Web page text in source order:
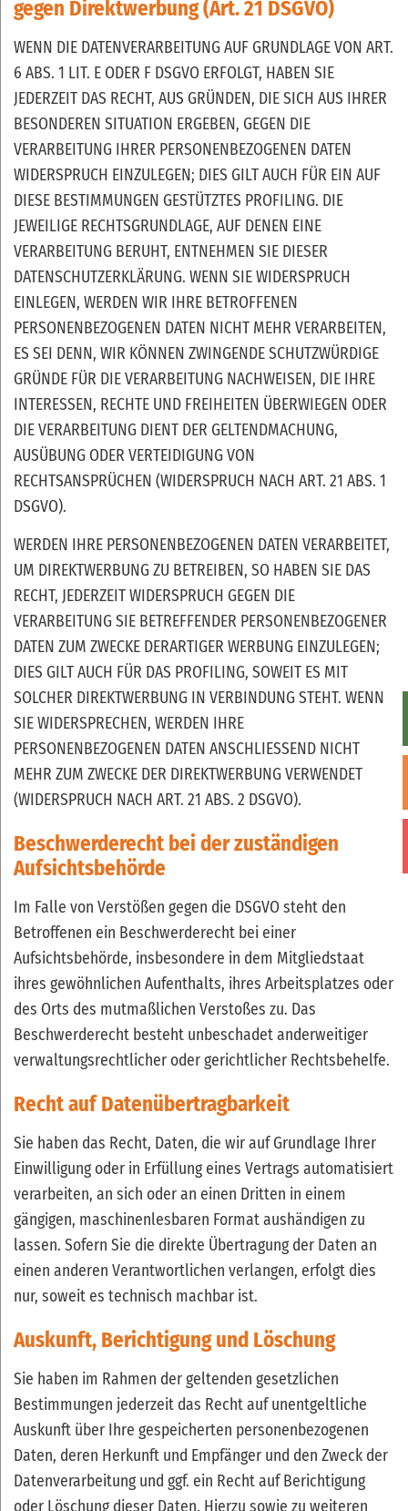
gegen Direktwerbung (Art. 21 DSGVO)
WENN DIE DATENVERARBEITUNG AUF GRUNDLAGE VON ART.
6 ABS. 1 LIT. E ODER F DSGVO ERFOLGT, HABEN SIE
JEDERZEIT DAS RECHT, AUS GRÜNDEN, DIE SICH AUS IHRER
BESONDEREN SITUATION ERGEBEN, GEGEN DIE
VERARBEITUNG IHRER PERSONENBEZOGENEN DATEN
WIDERSPRUCH EINZULEGEN; DIES GILT AUCH FÜR EIN AUF
DIESE BESTIMMUNGEN GESTÜTZTES PROFILING. DIE
JEWEILIGE RECHTSGRUNDLAGE, AUF DENEN EINE
VERARBEITUNG BERUHT, ENTNEHMEN SIE DIESER
DATENSCHUTZERKLÄRUNG. WENN SIE WIDERSPRUCH
EINLEGEN, WERDEN WIR IHRE BETROFFENEN
PERSONENBEZOGENEN DATEN NICHT MEHR VERARBEITEN,
ES SEI DENN, WIR KÖNNEN ZWINGENDE SCHUTZWÜRDIGE
GRÜNDE FÜR DIE VERARBEITUNG NACHWEISEN, DIE IHRE
INTERESSEN, RECHTE UND FREIHEITEN ÜBERWIEGEN ODER
DIE VERARBEITUNG DIENT DER GELTENDMACHUNG,
AUSÜBUNG ODER VERTEIDIGUNG VON
RECHTSANSPRÜCHEN (WIDERSPRUCH NACH ART. 21 ABS. 1
DSGVO).
WERDEN IHRE PERSONENBEZOGENEN DATEN VERARBEITET,
UM DIREKTWERBUNG ZU BETREIBEN, SO HABEN SIE DAS
RECHT, JEDERZEIT WIDERSPRUCH GEGEN DIE
VERARBEITUNG SIE BETREFFENDER PERSONENBEZOGENER
DATEN ZUM ZWECKE DERARTIGER WERBUNG EINZULEGEN;
DIES GILT AUCH FÜR DAS PROFILING, SOWEIT ES MIT
SOLCHER DIREKTWERBUNG IN VERBINDUNG STEHT. WENN
SIE WIDERSPRECHEN, WERDEN IHRE
PERSONENBEZOGENEN DATEN ANSCHLIESSEND NICHT
MEHR ZUM ZWECKE DER DIREKTWERBUNG VERWENDET
(WIDERSPRUCH NACH ART. 21 ABS. 2 DSGVO).
Beschwerde­recht bei der zuständigen
Aufsichts­behörde
Im Falle von Verstößen gegen die DSGVO steht den
Betroffenen ein Beschwerderecht bei einer
Aufsichtsbehörde, insbesondere in dem Mitgliedstaat
ihres gewöhnlichen Aufenthalts, ihres Arbeitsplatzes oder
des Orts des mutmaßlichen Verstoßes zu. Das
Beschwerderecht besteht unbeschadet anderweitiger
verwaltungsrechtlicher oder gerichtlicher Rechtsbehelfe.
Recht auf Daten­übertrag­barkeit
Sie haben das Recht, Daten, die wir auf Grundlage Ihrer
Einwilligung oder in Erfüllung eines Vertrags automatisiert
verarbeiten, an sich oder an einen Dritten in einem
gängigen, maschinenlesbaren Format aushändigen zu
lassen. Sofern Sie die direkte Übertragung der Daten an
einen anderen Verantwortlichen verlangen, erfolgt dies
nur, soweit es technisch machbar ist.
Auskunft, Berichtigung und Löschung
Sie haben im Rahmen der geltenden gesetzlichen
Bestimmungen jederzeit das Recht auf unentgeltliche
Auskunft über Ihre gespeicherten personenbezogenen
Daten, deren Herkunft und Empfänger und den Zweck der
Datenverarbeitung und ggf. ein Recht auf Berichtigung